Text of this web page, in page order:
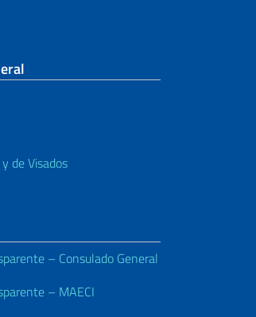
de Visados
– Consulado General
– MAECI